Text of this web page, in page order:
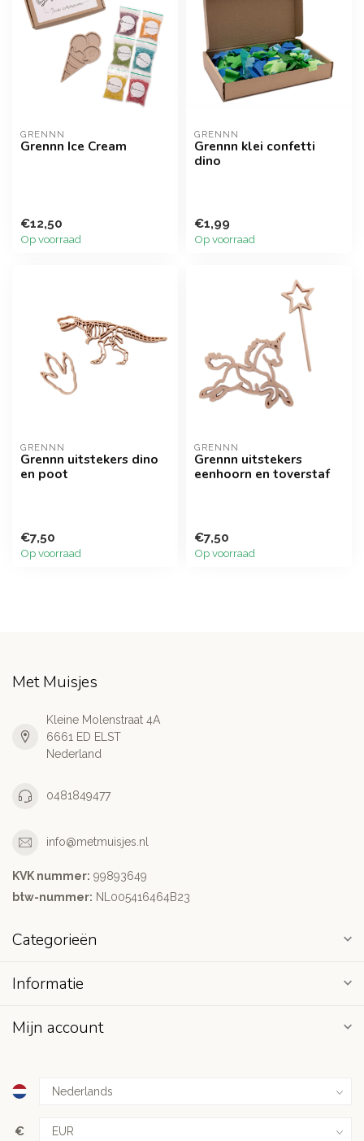
GRENNN
Grennn Ice Cream
€12,50
Op voorraad
GRENNN
Grennn klei confetti
dino
€1,99
Op voorraad
GRENNN
Grennn uitstekers dino
en poot
€7,50
Op voorraad
GRENNN
Grennn uitstekers
eenhoorn en toverstaf
€7,50
Op voorraad
Met Muisjes
Kleine Molenstraat 4A
6661 ED ELST
Nederland
0481849477
info@metmuisjes.nl
KVK nummer: 99893649
btw-nummer: NL005416464B23
Categorieën
Informatie
Mijn account
€